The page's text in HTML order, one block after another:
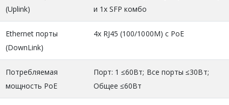
(Uplink)
и 1x SFP комбо
Ethernet порты
(DownLink)
4x RJ45 (100/1000M) с PoE
Потребляемая
мощность PoE
Порт: 1 ≤60Вт; Все порты ≤30Вт;
Общее ≤60Вт